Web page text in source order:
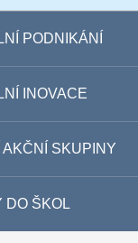
PODNIKÁNÍ
INOVACE
AKČNÍ SKUPINY
DO ŠKOL